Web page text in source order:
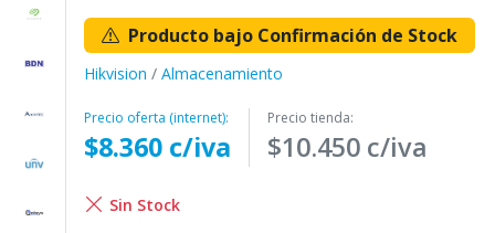
Producto bajo Confirmación de Stock
Hikvision / Almacenamiento
Precio oferta (internet):
$8.360 c/iva
Precio tienda:
$10.450 c/iva
Sin Stock